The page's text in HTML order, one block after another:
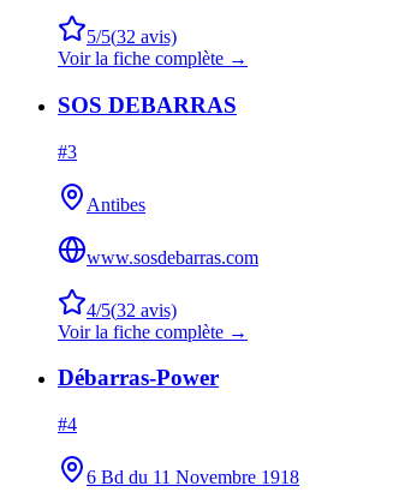
5/5(32 avis)
Voir la fiche complète →
SOS DEBARRAS
#3
Antibes
www.sosdebarras.com
4/5(32 avis)
Voir la fiche complète →
Débarras-Power
#4
6 Bd du 11 Novembre 1918